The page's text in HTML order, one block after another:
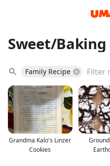
Sweet/Baking
Family Recipe
Grandma Kalo's Linzer
Cookies